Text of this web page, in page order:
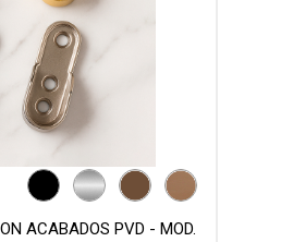
ACABADOS PVD - MOD.